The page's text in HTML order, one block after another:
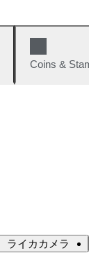
Coins &
ライカカメラ